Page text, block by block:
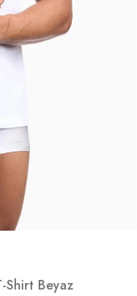
Shirt Beyaz